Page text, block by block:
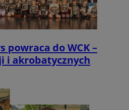
do WCK –
i akrobatycznych